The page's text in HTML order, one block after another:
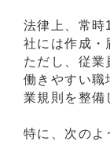
法律上、常時
社には作成・
ただし、従業
働きやすい職
業規則を整備
特に、次のよ